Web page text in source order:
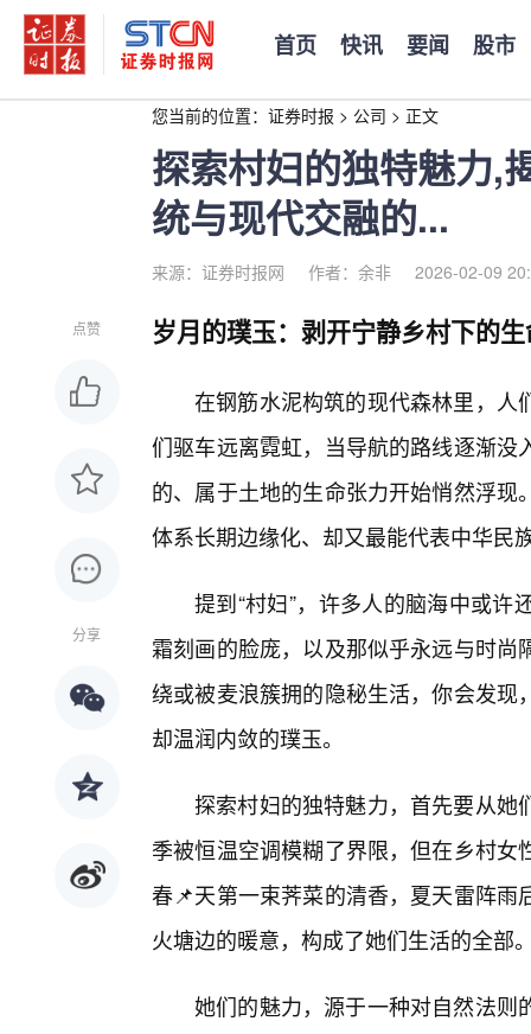
首页 快讯 要闻 股市
您当前的位置： 证券时报 > 公司 > 正文
探索村妇的独特魅力,
统与现代交融的...
来源：证券时报网 作者：余非 2026-02-09
点赞
分享
岁月的璞玉：剥开宁静乡村下的
在钢筋水泥构筑的现代森林里，人
们驱车远离霓虹，当导航的路线逐渐
的、属于土地的生命张力开始悄然浮
体系长期边缘化、却又最能代表中华
提到“村妇”，许多人的脑海中或
霜刻画的脸庞，以及那似乎永远与时
绕或被麦浪簇拥的隐秘生活，你会发
却温润内敛的璞玉。
探索村妇的独特魅力，首先要从她
季被恒温空调模糊了界限，但在乡村
春📌天第一束荠菜的清香，夏天雷阵
火塘边的暖意，构成了她们生活的全部
她们的魅力，源于一种对自然法则